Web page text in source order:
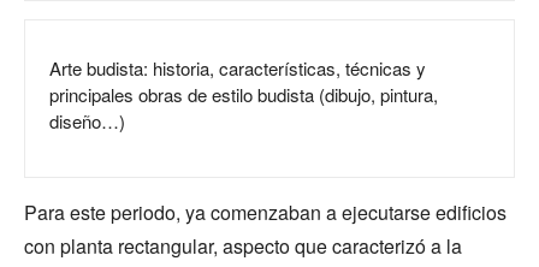
Arte budista: historia, características, técnicas y
principales obras de estilo budista (dibujo, pintura,
diseño…)
Para este periodo, ya comenzaban a ejecutarse edificios
con planta rectangular, aspecto que caracterizó a la